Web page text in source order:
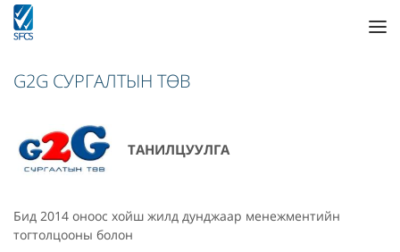
G2G СУРГАЛТЫН ТӨВ
ТАНИЛЦУУЛГА
Бид 2014 оноос хойш жилд дунджаар менежментийн
тогтолцооны болон